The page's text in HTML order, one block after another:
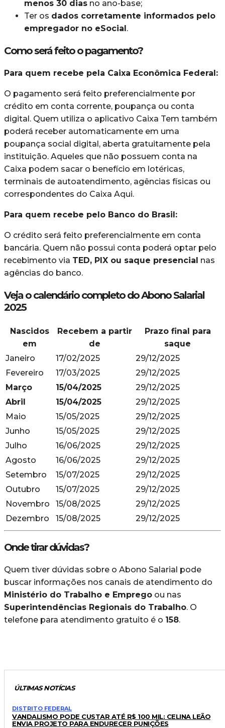
menos 30 dias no ano-base;
Ter os dados corretamente informados pelo
empregador no eSocial.
Como será feito o pagamento?
Para quem recebe pela Caixa Econômica Federal:
O pagamento será feito preferencialmente por
crédito em conta corrente, poupança ou conta
digital. Quem utiliza o aplicativo Caixa Tem também
poderá receber automaticamente em uma
poupança social digital, aberta gratuitamente pela
instituição. Aqueles que não possuem conta na
Caixa podem sacar o benefício em lotéricas,
terminais de autoatendimento, agências físicas ou
correspondentes do Caixa Aqui.
Para quem recebe pelo Banco do Brasil:
O crédito será feito preferencialmente em conta
bancária. Quem não possui conta poderá optar pelo
recebimento via TED, PIX ou saque presencial nas
agências do banco.
Veja o calendário completo do Abono Salarial
2025
Nascidos
em
Recebem a partir
de
Prazo final para
saque
Janeiro
17/02/2025
29/12/2025
Fevereiro
17/03/2025
29/12/2025
Março
15/04/2025
29/12/2025
Abril
15/04/2025
29/12/2025
Maio
15/05/2025
29/12/2025
Junho
15/05/2025
29/12/2025
Julho
16/06/2025
29/12/2025
Agosto
16/06/2025
29/12/2025
Setembro
15/07/2025
29/12/2025
Outubro
15/07/2025
29/12/2025
Novembro
15/08/2025
29/12/2025
Dezembro
15/08/2025 29/12/2025
Onde tirar dúvidas?
Quem tiver dúvidas sobre o Abono Salarial pode
buscar informações nos canais de atendimento do
Ministério do Trabalho e Emprego ou nas
Superintendências Regionais do Trabalho. O
telefone para atendimento gratuito é o 158.
ÚLTIMAS NOTÍCIAS
DISTRITO FEDERAL
VANDALISMO PODE CUSTAR ATÉ R$ 100 MIL: CELINA LEÃO
ENVIA PROJETO PARA ENDURECER PUNIÇÕES